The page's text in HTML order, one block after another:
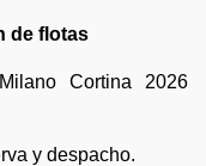
de flotas
Cortina 2026
y despacho.